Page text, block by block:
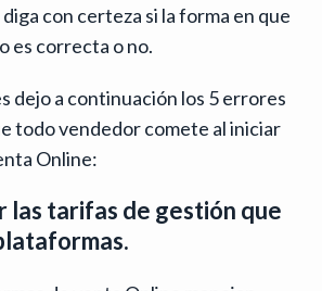
con certeza si la forma en que
es correcta o no.
dejo a continuación los 5 errores
todo vendedor comete al iniciar
Online:
las tarifas de gestión que